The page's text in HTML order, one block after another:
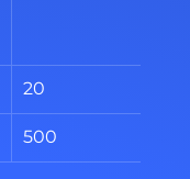
20
500